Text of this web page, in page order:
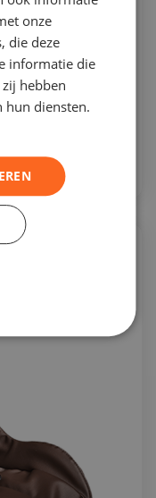
bekleding en
onze
die deze
informatie die
hebben
hun diensten.